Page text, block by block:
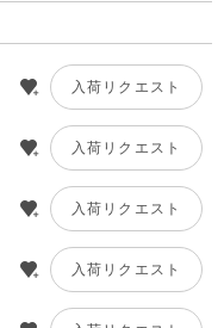
入荷リクエスト
入荷リクエスト
入荷リクエスト
入荷リクエスト